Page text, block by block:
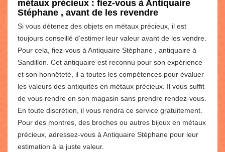
métaux précieux : fiez-vous à Antiquaire
Stéphane , avant de les revendre
Si vous détenez des objets en métaux précieux, il est
toujours conseillé d’estimer leur valeur avant de les vendre.
Pour cela, fiez-vous à Antiquaire Stéphane , antiquaire à
Sandillon. Cet antiquaire est reconnu pour son expérience
et son honnêteté, il a toutes les compétences pour évaluer
les valeurs des antiquités en métaux précieux. Il vous suffit
de vous rendre en son magasin sans prendre rendez-vous.
En toute discrétion, il vous rendra ce service gratuitement.
Pour des montres, des broches ou autres bijoux en métaux
précieux, adressez-vous à Antiquaire Stéphane pour leur
estimation à la juste valeur.